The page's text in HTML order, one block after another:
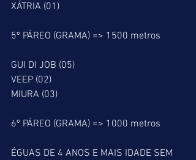
XÁTRIA (01)
5º PÁREO (GRAMA) => 1500 metros
GUI DI JOB (05)
VEEP (02)
MIURA (03)
6º PÁREO (GRAMA) => 1000 metros
ÉGUAS DE 4 ANOS E MAIS IDADE SEM